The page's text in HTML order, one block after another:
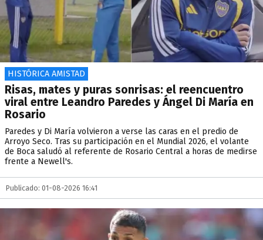
HISTÓRICA AMISTAD
Risas, mates y puras sonrisas: el reencuentro
viral entre Leandro Paredes y Ángel Di María en
Rosario
Paredes y Di María volvieron a verse las caras en el predio de
Arroyo Seco. Tras su participación en el Mundial 2026, el volante
de Boca saludó al referente de Rosario Central a horas de medirse
frente a Newell's.
Publicado: 01-08-2026 16:41